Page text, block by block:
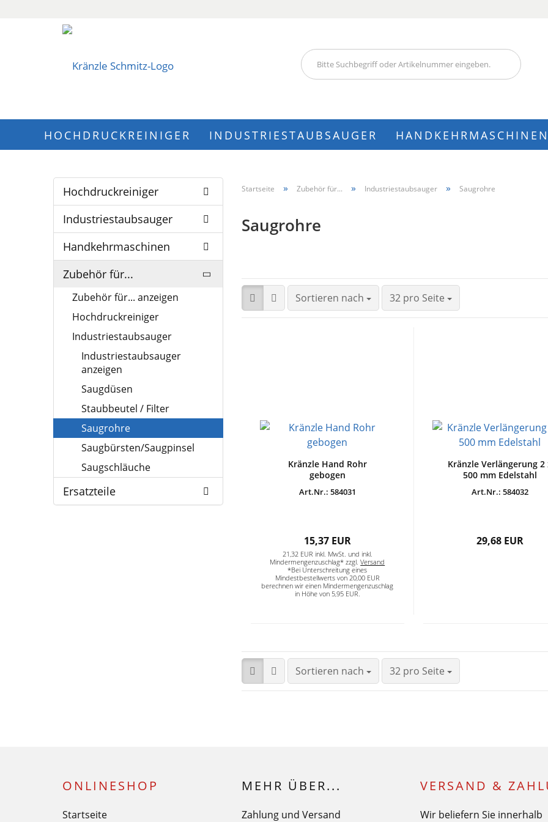
HOCHDRUCKREINIGER INDUSTRIESTAUBSAUGER
Startseite » Zubehör für... » Industriestaubsauger » Saugrohre
Saugrohre
Sortieren nach 32 pro Seite
Kränzle Hand Rohr
gebogen
Art.Nr.: 584031
15,37 EUR
21,32 EUR inkl. MwSt. und inkl.
Mindermengenzuschlag* zzgl.Versand
*Bei Unterschreitung eines
Mindestbestellwerts von 20,00 EUR
berechnen wir einen Mindermengenzuschlag
in Höhe von 5,95 EUR.
Kränzle Verlängerung 2
500 mm Edelstahl
Art.Nr.: 584032
29,68 EUR
Sortieren nach 32 pro Seite
Hochdruckreiniger
Industriestaubsauger
Handkehrmaschinen
Zubehör für...
Zubehör für... anzeigen
Hochdruckreiniger
Industriestaubsauger
Industriestaubsauger
anzeigen
Saugdüsen
Staubbeutel / Filter
Saugrohre
Saugbürsten/Saugpinsel
Saugschläuche
Ersatzteile
ONLINESHOP
Startseite
MEHR ÜBER...
Zahlung und Versand
VERSAND &
Wir beliefern Sie innerhalb